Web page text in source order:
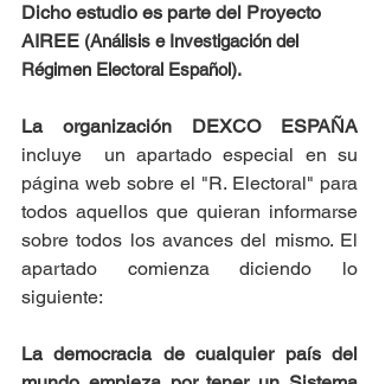
Dicho estudio es parte del Proyecto
AIREE (Análisis e Investigación del
Régimen Electoral Español).
incluye  un apartado especial en su
página web sobre el "R. Electoral" para
todos aquellos que quieran informarse
sobre todos los avances del mismo. El
apartado comienza diciendo lo
siguiente:
La democracia de cualquier país del